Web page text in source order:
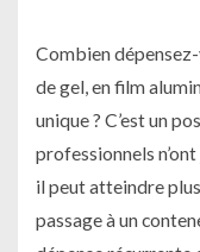
Combien
de gel, en film
unique ? C’est un
professionnels
il peut atteindre
passage à un